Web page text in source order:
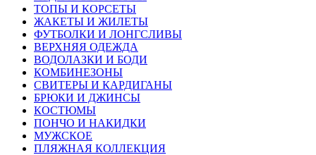
ТОПЫ И КОРСЕТЫ
ЖАКЕТЫ И ЖИЛЕТЫ
ФУТБОЛКИ И ЛОНГСЛИВЫ
ВЕРХНЯЯ ОДЕЖДА
ВОДОЛАЗКИ И БОДИ
КОМБИНЕЗОНЫ
СВИТЕРЫ И КАРДИГАНЫ
БРЮКИ И ДЖИНСЫ
КОСТЮМЫ
ПОНЧО И НАКИДКИ
МУЖСКОЕ
ПЛЯЖНАЯ КОЛЛЕКЦИЯ